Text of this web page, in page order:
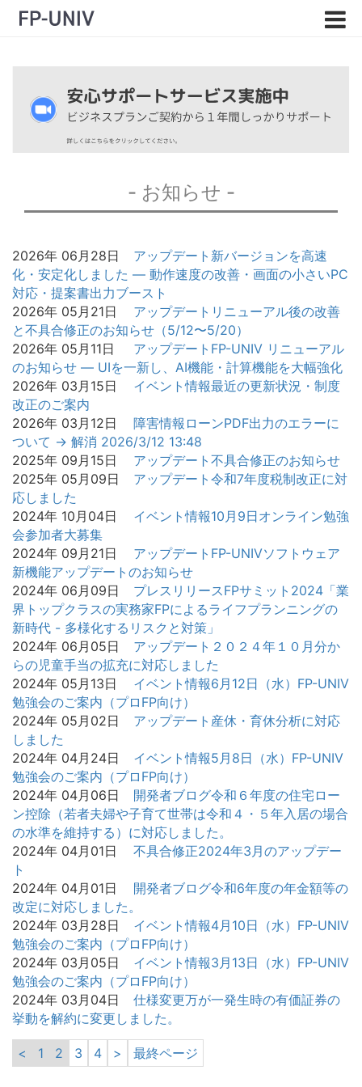
- お知らせ -
2026年 06月28日 アップデート 新バージョンを高速
化・安定化しました — 動作速度の改善・画面の小さいPC
対応・提案書出力ブースト
2026年 05月21日
アップデート リニューアル後の改善
と不具合修正のお知らせ（5/12〜5/20）
2026年 05月11日
アップデート FP-UNIV リニューアル
のお知らせ — UIを一新し、AI機能・計算機能を大幅強化
2026年 03月15日
イベント情報最近の更新状況・制度
改正のご案内
2026年 03月12日
障害情報 ローンPDF出力のエラーに
ついて → 解消 2026/3/12 13:48
2025年 09月15日
アップデート 不具合修正のお知らせ
2025年 05月09日
アップデート 令和7年度税制改正に対
応しました
2024年 10月04日
イベント情報10月9日オンライン勉強
会参加者大募集
2024年 09月21日
アップデート FP-UNIVソフトウェア
新機能アップデートのお知らせ
2024年 06月09日
プレスリリースFPサミット2024「業
界トップクラスの実務家FPによるライフプランニングの
新時代 - 多様化するリスクと対策」
2024年 06月05日
アップデート ２０２４年１０月分か
らの児童手当の拡充に対応しました
2024年 05月13日
イベント情報6月12日（水）FP-UNIV
勉強会のご案内（プロFP向け）
2024年 05月02日
アップデート 産休・育休分析に対応
しました
2024年 04月24日
イベント情報5月8日（水）FP-UNIV
勉強会のご案内（プロFP向け）
2024年 04月06日
開発者ブログ令和６年度の住宅ロー
ン控除（若者夫婦や子育て世帯は令和４・５年入居の場合
の水準を維持する）に対応しました。
2024年 04月01日
不具合修正2024年3月のアップデー
ト
2024年 04月01日
開発者ブログ令和6年度の年金額等の
改定に対応しました。
2024年 03月28日
イベント情報4月10日（水）FP-UNIV
勉強会のご案内（プロFP向け）
2024年 03月05日
イベント情報3月13日（水）FP-UNIV
勉強会のご案内（プロFP向け）
2024年 03月04日
仕様変更万が一発生時の有価証券の
挙動を解約に変更しました。
< 1 2 3 4 > 最終ページ